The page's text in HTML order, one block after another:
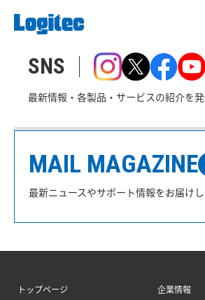
SNS
最新情報・各製品・サービスの紹介を
MAIL MAGAZINE
最新ニュースやサポート情報をお届け
トップページ
企業情報